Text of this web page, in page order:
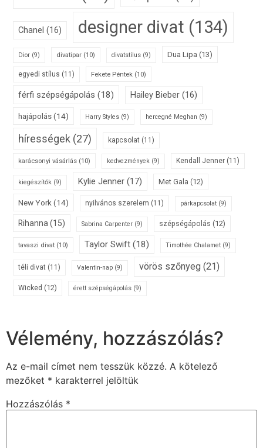
Chanel (16) designer divat (134)
Dior (9) divatipar (10) divatstílus (9) Dua Lipa (13)
egyedi stílus (11) Fekete Péntek (10)
férfi szépségápolás (18) Hailey Bieber (16)
hajápolás(14) Harry Styles (9) hercegné Meghan (9)
hírességek (27) kapcsolat (11)
karácsonyi vásárlás (10) kedvezmények (9) Kendall Jenner (11)
kiegészítők (9) Kylie Jenner (17) Met Gala (12)
New York (14) nyilvános szerelem (11) párkapcsolat (9)
Rihanna (15) Sabrina Carpenter (9) szépségápolás (12)
tavaszi divat (10) Taylor Swift (18) Timothée Chalamet (9)
téli divat (11) Valentin-nap (9) vörös szőnyeg (21)
Wicked (12) érett szépségápolás (9)
Vélemény, hozzászólás?
Az e-mail címet nem tesszük közzé. A kötelező
mezőket * karakterrel jelöltük
Hozzászólás *